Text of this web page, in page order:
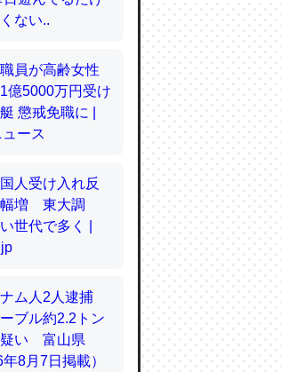
拮抗してるので
ウムを使わずキ
新仮説